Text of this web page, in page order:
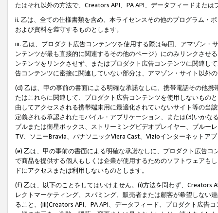
たはそれ以外の方法で、Creators API、PA API、データフィードまた
ii. 乙は、全ての仕様書類を含め、本ライセンスその他のプログラム・
および資料を遵守するものとします。
iii. 乙は、プロダクト広告コンテンツを使用する際は毎回、アマゾン
ンテンツが最も直接的に関連するその他のページ）にのみリンクさせ
ンテンツをリンクさせず、またはプロダクト広告コンテンツに関連し
告コンテンツに密接に関連していない部分は、アマゾン・サイト以外
(d) 乙は、甲の事前の書面による明確な承諾なしに、携帯電話その他
たはこれらに関連して、プロダクト広告コンテンツを使用しないもの
由してアクセスされる携帯端末用に最適化されていないサイト等の当
定義される承認されたモバイル・アプリケーション、または(3)いか
ブルまたは衛星ボックス、ストリーミングビデオプレイヤー、ブルー
TV、ソニーBravia、パナソニックViera Cast、Vizioインターネットア
(e) 乙は、甲の事前の書面による明確な承諾なしに、プロダクト広告
で商品を提供する個人もしくは企業が使用するためのソフトウェアも
ドにアクセスまたは利用しないものとします。
(f) 乙は、以下のことをしてはいけません。(i)方法を問わず、Creators
レクトマーケティング、スパミング、販売者または顧客が希望しない
ること、(iii)Creators API、PA API、データフィード、プロダクト広告